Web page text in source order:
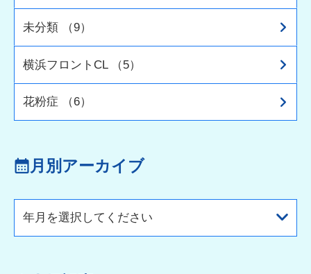
未分類 （9）
横浜フロントCL （5）
花粉症 （6）
月別アーカイブ
年月を選択してください